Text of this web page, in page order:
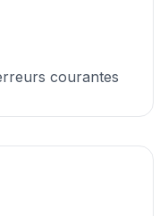
courantes